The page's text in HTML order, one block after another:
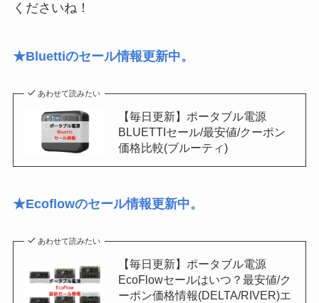
くださいね！
★Bluettiのセール情報更新中。
あわせて読みたい
【毎日更新】ポータブル電源
BLUETTIセール/最安値/クーポン
価格比較(ブルーティ)
★Ecoflowのセール情報更新中。
あわせて読みたい
【毎日更新】ポータブル電源
EcoFlowセールはいつ？最安値/ク
ーポン価格情報(DELTA/RIVER)エ